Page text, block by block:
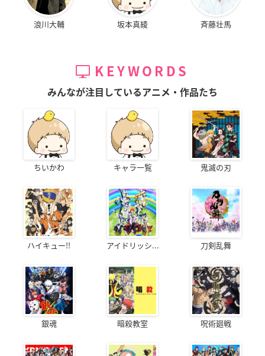
浪川大輔 坂本真綾 斉藤壮馬
KEYWORDS
みんなが注目しているアニメ・作品たち
ちいかわ キャラ一覧 鬼滅の刃
ハイキュー!! アイドリッシ... 刀剣乱舞
銀魂 暗殺教室 呪術廻戦